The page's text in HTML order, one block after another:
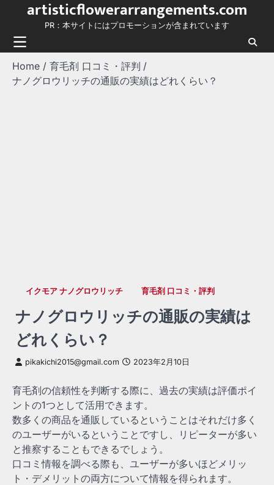
content
artisticflowerarrangements.com
PR：本サイトにはプロモーションが含まれています
Home
育毛剤 口コミ・評判
ナノグロウリッチの通販の実績はどれくらい？
イクモア ナノグロウリッチ 育毛剤 口コミ・評判
ナノグロウリッチの通販の実績は
どれくらい？
pikakichi2015@gmail.com 2023年2月10日
育毛剤の信頼性を判断する際に、過去の実績は評価ポイ
ントの1つとして活用できます。
数多くの商品を通販しているということはそれだけ多く
のユーザーがいるということですし、リピーターが多い
と推察することもできるでしょう。
口コミ情報を調べる際も、ユーザーが多いほどメリッ
ト・デメリットの両方について情報を得られます。